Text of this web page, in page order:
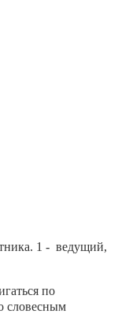
1 - ведущий,
по
словесным